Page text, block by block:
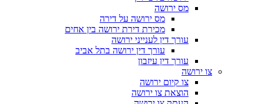
מס ירושה
מס ירושה על דירה
מכירת דירת ירושה בין אחים
עורך דין לענייני ירושה
עורך דין ירושה בתל אביב
עורך דין עיזבון
צו ירושה
צו קיום ירושה
הוצאת צו ירושה